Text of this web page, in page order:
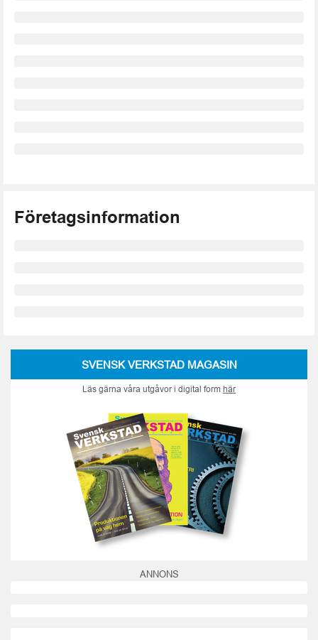
Företagsinformation
SVENSK VERKSTAD MAGASIN
Läs gärna våra utgåvor i digital form här
ANNONS